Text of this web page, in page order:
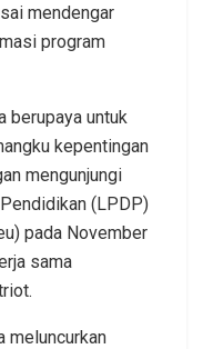
mendengar
program
berupaya untuk
kepentingan
mengunjungi
(LPDP)
pada November
sama
meluncurkan